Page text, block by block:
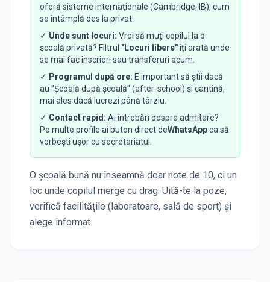
oferă sisteme internaționale (Cambridge, IB), cum
se întâmplă des la privat.
✓ Unde sunt locuri: Vrei să muți copilul la o
școală privată? Filtrul "Locuri libere"îți arată unde
se mai fac înscrieri sau transferuri acum.
✓ Programul după ore: E important să știi dacă
au "Școală după școală" (after-school) și cantină,
mai ales dacă lucrezi până târziu.
✓ Contact rapid: Ai întrebări despre admitere?
Pe multe profile ai buton direct deWhatsAppca să
vorbești ușor cu secretariatul.
O școală bună nu înseamnă doar note de 10, ci un
loc unde copilul merge cu drag. Uită-te la poze,
verifică facilitățile (laboratoare, sală de sport) și
alege informat.